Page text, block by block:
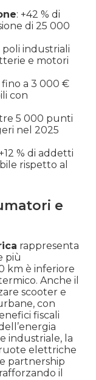
: +42 % di
di 25 000
poli industriali
e motori
a 3 000 €
con
5 000 punti
nel 2025
% di addetti
rispetto al
e
rappresenta
più
km è inferiore
Anche il
scooter e
con
fiscali
industriale, la
elettriche
partnership
il